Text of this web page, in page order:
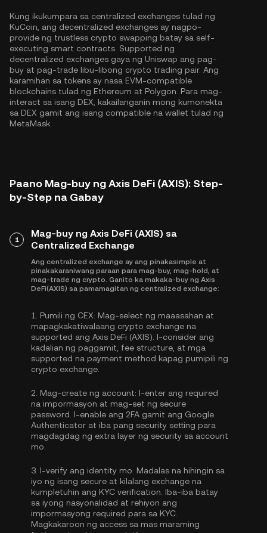
Kung ikukumpara sa centralized exchanges tulad ng
KuCoin, ang decentralized exchanges ay nagpo-
provide ng trustless crypto swapping batay sa self-
executing smart contracts. Supported ng
decentralized exchanges gaya ng Uniswap ang pag-
buy at pag-trade libu-libong crypto trading pair. Ang
karamihan sa tokens ay nasa EVM-compatible
blockchains tulad ng Ethereum at Polygon . Para mag-
interact sa isang DEX, kakailanganin mong kumonekta
sa DEX gamit ang isang compatible na wallet tulad ng
MetaMask.
Paano Mag-buy ng Axis DeFi (AXIS): Step-
by-Step na Gabay
1
Mag-buy ng Axis DeFi (AXIS) sa
Centralized Exchange
Ang centralized exchange ay ang pinakasimple at
pinakakaraniwang paraan para mag-buy, mag-hold, at
mag-trade ng crypto. Ganito ka makaka-buy ng Axis
DeFi(AXIS) sa pamamagitan ng centralized exchange:
1. Pumili ng CEX: Mag-select ng maaasahan at
mapagkakatiwalaang crypto exchange na
supported ang Axis DeFi (AXIS). I-consider ang
kadalian ng paggamit, fee structure, at mga
supported na payment method kapag pumipili ng
crypto exchange.
2. Mag-create ng account: I-enter ang required
na impormasyon at mag-set ng secure
password. I-enable ang 2FA gamit ang Google
Authenticator at iba pang security setting para
magdagdag ng extra layer ng security sa account
mo.
3. I-verify ang identity mo: Madalas na hihingin sa
iyo ng isang secure at kilalang exchange na
kumpletuhin ang KYC verification . Iba-iba batay
sa iyong nasyonalidad at rehiyon ang
impormasyong required para sa KYC.
Magkakaroon ng access sa mas maraming